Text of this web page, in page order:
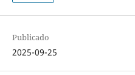
Publicado
2025-09-25